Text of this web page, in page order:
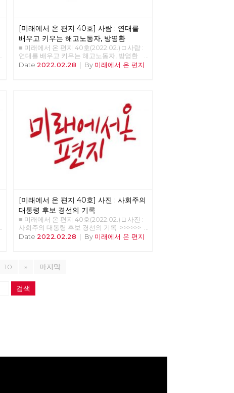
[미래에서 온 편지 40호] 사람 : 연대를
배우고 키우는 해고노동자, 방영환
■ 미래에서 온 편지 40호(2022.02.) □ 사람 :
연대를 배우고 키우는 해고노동자, 방영환
>>>>>> 업로드 준비중 <<<<<<
Date 2022.02.28 | By 미래에서 온 편지
[미래에서 온 편지 40호] 사진 : 사회주의
대통령 후보 경선의 기록
■ 미래에서 온 편지 40호(2022.02.) □ 사진 :
사회주의 대통령 후보 경선의 기록 >>>>>>
업로드 준비중 <<<<<<
Date 2022.02.28 | By 미래에서 온 편지
10 » 마지막
검색